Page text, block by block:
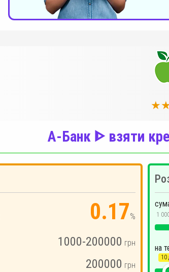
А-Банк ᐈ взяти
0.17%
1000-200000 грн
200000 грн
1
на
10